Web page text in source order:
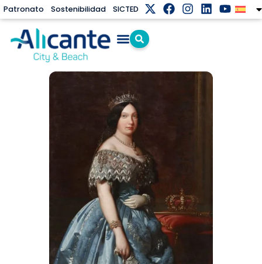
Patronato Sostenibilidad SICTED